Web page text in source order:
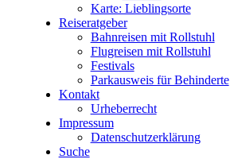
Karte: Lieblingsorte
Reiseratgeber
Bahnreisen mit Rollstuhl
Flugreisen mit Rollstuhl
Festivals
Parkausweis für Behinderte
Kontakt
Urheberrecht
Impressum
Datenschutzerklärung
Suche